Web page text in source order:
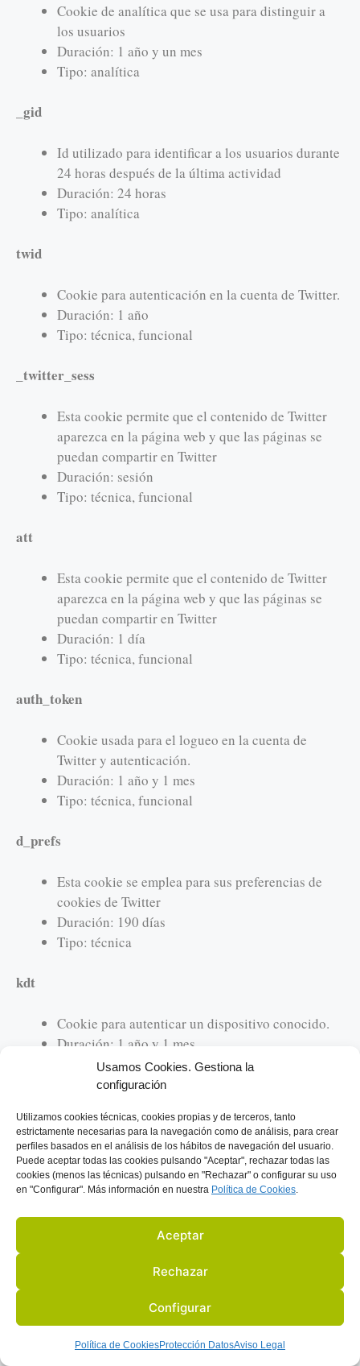
Usamos Cookies. Gestiona la
configuración
Utilizamos cookies técnicas, cookies propias y de terceros, tanto
estrictamente necesarias para la navegación como de análisis, para crear
perfiles basados en el análisis de los hábitos de navegación del usuario.
Puede aceptar todas las cookies pulsando "Aceptar", rechazar todas las
cookies (menos las técnicas) pulsando en "Rechazar" o configurar su uso
en "Configurar". Más información en nuestra Política de Cookies.
Aceptar
Rechazar
Configurar
Política de CookiesProtección DatosAviso Legal
Cookie de analítica que se usa para distinguir a
los usuarios
Duración: 1 año y un mes
Tipo: analítica
_gid
Id utilizado para identificar a los usuarios durante
24 horas después de la última actividad
Duración: 24 horas
Tipo: analítica
twid
Cookie para autenticación en la cuenta de Twitter.
Duración: 1 año
Tipo: técnica, funcional
_twitter_sess
Esta cookie permite que el contenido de Twitter
aparezca en la página web y que las páginas se
puedan compartir en Twitter
Duración: sesión
Tipo: técnica, funcional
att
Esta cookie permite que el contenido de Twitter
aparezca en la página web y que las páginas se
puedan compartir en Twitter
Duración: 1 día
Tipo: técnica, funcional
auth_token
Cookie usada para el logueo en la cuenta de
Twitter y autenticación.
Duración: 1 año y 1 mes
Tipo: técnica, funcional
d_prefs
Esta cookie se emplea para sus preferencias de
cookies de Twitter
Duración: 190 días
Tipo: técnica
kdt
Cookie para autenticar un dispositivo conocido.
Duración: 1 año y 1 mes
Tipo: técnica, funcional
Esta cookie es para la funcionalidad y
autorización de aplicaciones externas.
Duración: 1 año
ct0
Duración: 1 año y 1 mes
Tipo: técnica, funcional